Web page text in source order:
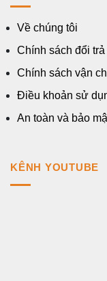
Về chúng tôi
Chính sách đổi
Chính sách vận
Điều khoản sử
An toàn và bảo
KÊNH YOUTUBE